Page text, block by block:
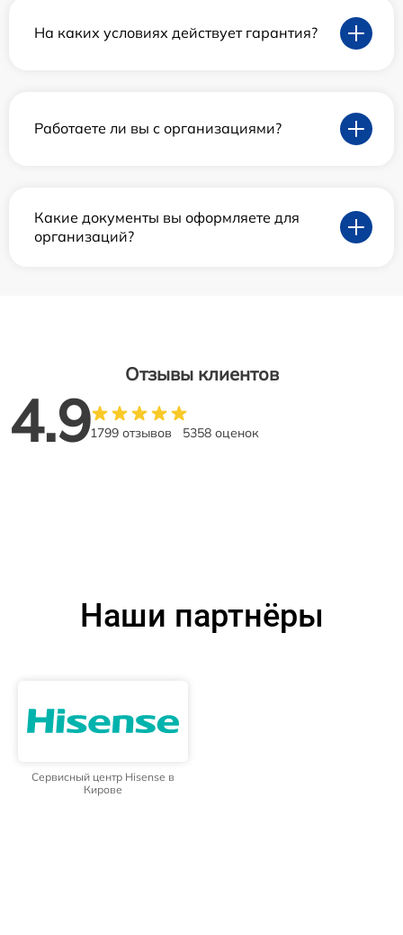
На каких условиях действует гарантия?
Работаете ли вы с организациями?
Какие документы вы оформляете для
организаций?
Отзывы клиентов
4.91799 отзывов 5358 оценок
Наши партнёры
Сервисный центр Hisense в
Кирове